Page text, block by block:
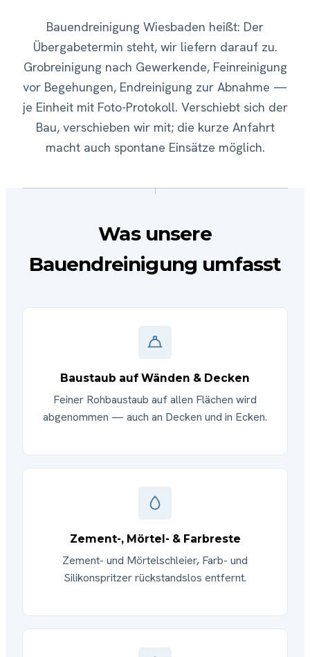
Bauendreinigung Wiesbaden heißt: Der
Übergabetermin steht, wir liefern darauf zu.
Grobreinigung nach Gewerkende, Feinreinigung
vor Begehungen, Endreinigung zur Abnahme —
je Einheit mit Foto-Protokoll. Verschiebt sich der
Bau, verschieben wir mit; die kurze Anfahrt
macht auch spontane Einsätze möglich.
Was unsere
Bauendreinigung umfasst
Baustaub auf Wänden & Decken
Feiner Rohbaustaub auf allen Flächen wird
abgenommen — auch an Decken und in Ecken.
Zement-, Mörtel- & Farbreste
Zement- und Mörtelschleier, Farb- und
Silikonspritzer rückstandslos entfernt.